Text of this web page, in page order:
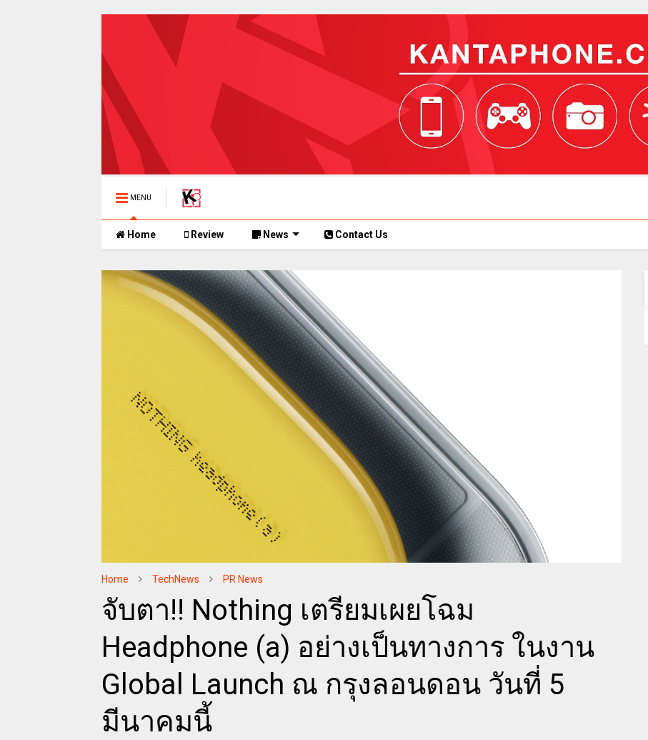
MENU
Home Review News Contact Us
Home TechNews PR News
จับตา!! Nothing เตรียมเผยโฉม
Headphone (a) อย่างเป็นทางการ ในงาน
Global Launch ณ กรุงลอนดอน วันที่ 5
มีนาคมนี้